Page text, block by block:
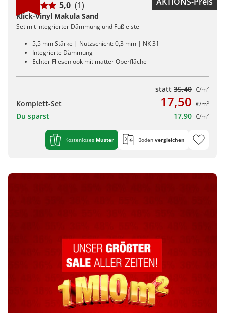
5,0 (1)
Klick-Vinyl Makula Sand
Set mit integrierter Dämmung und Fußleiste
5,5 mm Stärke | Nutzschicht: 0,3 mm | NK 31
Integrierte Dämmung
Echter Fliesenlook mit matter Oberfläche
statt 35,40 €/m²
Komplett-Set 17,50 €/m²
Du sparst 17,90 €/m²
Kostenloses Muster Boden vergleichen